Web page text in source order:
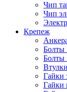
Чип
Чип
Крепеж
Болты
Болты
Гайки
Гайки